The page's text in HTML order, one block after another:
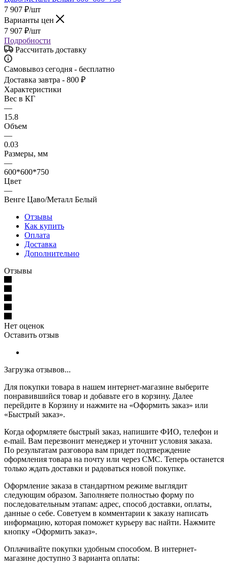
7 907 ₽/шт
Варианты цен
7 907 ₽/шт
Подробности
Рассчитать доставку
Самовывоз сегодня - бесплатно
Доставка завтра - 800 ₽
Характеристики
Вес в КГ
—
15.8
Объем
—
0.03
Размеры, мм
—
600*600*750
Цвет
—
Венге Цаво/Металл Белый
Отзывы
Как купить
Оплата
Доставка
Дополнительно
Отзывы
Нет оценок
Оставить отзыв
Загрузка отзывов...
Для покупки товара в нашем интернет-магазине выберите
понравившийся товар и добавьте его в корзину. Далее
перейдите в Корзину и нажмите на «Оформить заказ» или
«Быстрый заказ».
Когда оформляете быстрый заказ, напишите ФИО, телефон и
e-mail. Вам перезвонит менеджер и уточнит условия заказа.
По результатам разговора вам придет подтверждение
оформления товара на почту или через СМС. Теперь останется
только ждать доставки и радоваться новой покупке.
Оформление заказа в стандартном режиме выглядит
следующим образом. Заполняете полностью форму по
последовательным этапам: адрес, способ доставки, оплаты,
данные о себе. Советуем в комментарии к заказу написать
информацию, которая поможет курьеру вас найти. Нажмите
кнопку «Оформить заказ».
Оплачивайте покупки удобным способом. В интернет-
магазине доступно 3 варианта оплаты: